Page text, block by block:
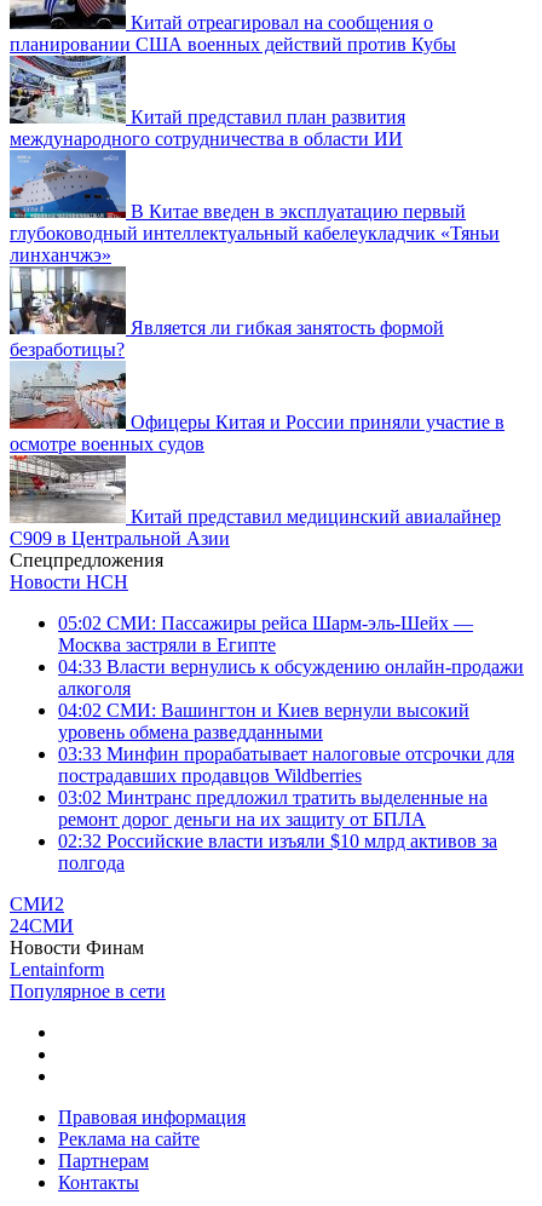
Китай отреагировал на сообщения о
планировании США военных действий против Кубы
Китай представил план развития
международного сотрудничества в области ИИ
В Китае введен в эксплуатацию первый
глубоководный интеллектуальный кабелеукладчик «Тяньи
линханчжэ»
Является ли гибкая занятость формой
безработицы?
Офицеры Китая и России приняли участие в
осмотре военных судов
Китай представил медицинский авиалайнер
C909 в Центральной Азии
Спецпредложения
Новости НСН
05:02 СМИ: Пассажиры рейса Шарм-эль-Шейх —
Москва застряли в Египте
04:33 Власти вернулись к обсуждению онлайн-продажи
алкоголя
04:02 СМИ: Вашингтон и Киев вернули высокий
уровень обмена разведданными
03:33 Минфин прорабатывает налоговые отсрочки для
пострадавших продавцов Wildberries
03:02 Минтранс предложил тратить выделенные на
ремонт дорог деньги на их защиту от БПЛА
02:32 Российские власти изъяли $10 млрд активов за
полгода
СМИ2
24СМИ
Новости Финам
Lentainform
Популярное в сети
Правовая информация
Реклама на сайте
Партнерам
Контакты